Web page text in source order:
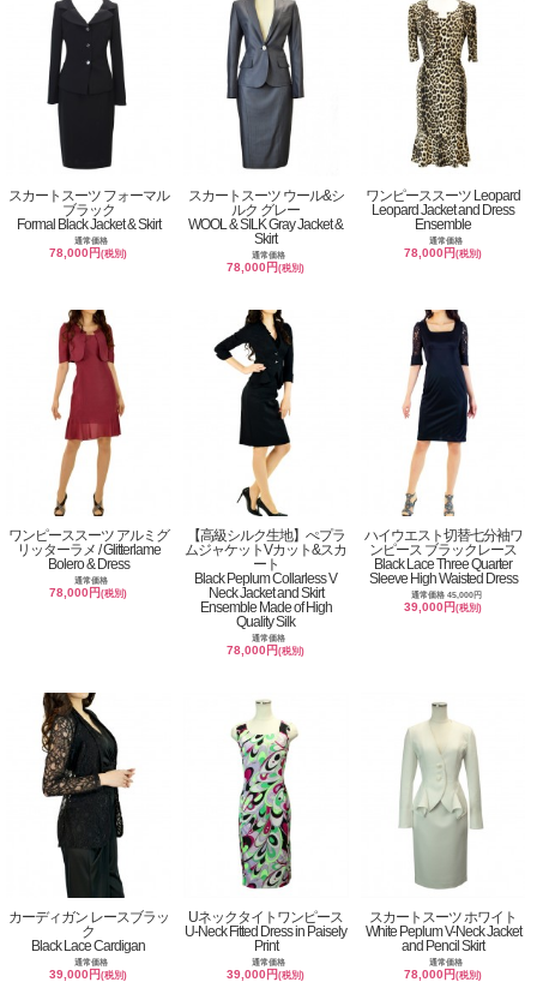
スカートスーツ フォーマル
ブラック
Formal Black Jacket & Skirt
通常価格
78,000円(税別)
スカートスーツ ウール&シ
ルク グレー
WOOL & SILK Gray Jacket &
Skirt
通常価格
78,000円(税別)
ワンピーススーツ Leopard
Leopard Jacket and Dress
Ensemble
通常価格
78,000円(税別)
ワンピーススーツ アルミグ
リッターラメ / Glitterlame
Bolero & Dress
通常価格
78,000円(税別)
【高級シルク生地】ぺプラ
ムジャケットVカット&スカ
ート
Black Peplum Collarless V
Neck Jacket and Skirt
Ensemble Made of High
Quality Silk
通常価格
78,000円(税別)
ハイウエスト切替七分袖ワ
ンピース ブラックレース
Black Lace Three Quarter
Sleeve High Waisted Dress
通常価格 45,000円
39,000円(税別)
カーディガン レースブラッ
ク
Black Lace Cardigan
通常価格
39,000円(税別)
Uネックタイトワンピース
U-Neck Fitted Dress in Paisely
Print
通常価格
39,000円(税別)
スカートスーツ ホワイト
White Peplum V-Neck Jacket
and Pencil Skirt
通常価格
78,000円(税別)